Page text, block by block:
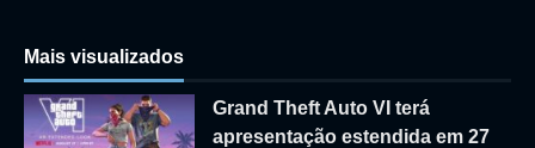
Mais visualizados
Grand Theft Auto VI terá
apresentação estendida em 27